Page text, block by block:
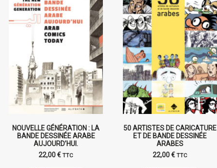
NOUVELLE GÉNÉRATION : LA
BANDE DESSINÉE ARABE
AUJOURD’HUI.
22,00€ TTC
50 ARTISTES DE CARICATURE
ET DE BANDE DESSINÉE
ARABES
22,00€ TTC